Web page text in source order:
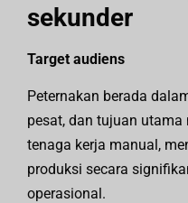
sekunder
Target audiens
Peternakan berada
pesat, dan tujuan
tenaga kerja manual,
produksi secara
operasional.